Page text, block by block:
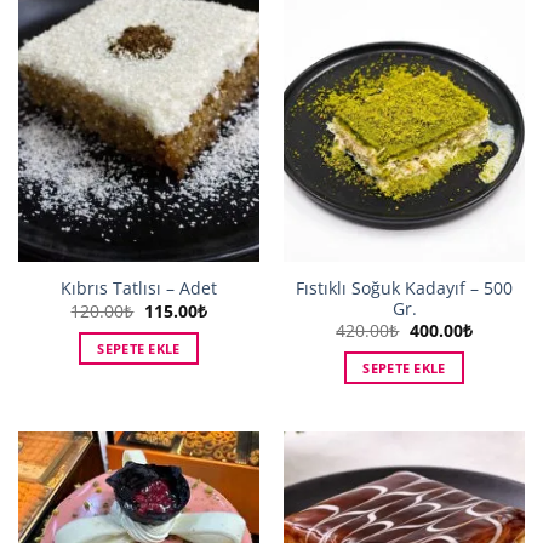
Kıbrıs Tatlısı – Adet
120.00₺ Orijinal
fiyat:
120.00₺.
115.00₺Şu
SEPETE EKLE
Fıstıklı Soğuk Kadayıf – 500
Gr.
420.00₺ Orijinal
fiyat:
420.00₺.
400.00₺Şu
SEPETE EKLE